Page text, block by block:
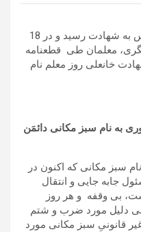
آن تحصن با شلیک تیری توسط پلیس به شهادت رسید و در 18
معلمان طی قطعنامه
شهادت خانعلی روز معلم نام
به نام سبز مکانی دائمَن
سبز مکانی که اکنون در
جابه جایی و انتقال
بی وقفه و هر روز
بی دلیل مورد ضرب و شتم
قانونیِ سبز مکانی مورد